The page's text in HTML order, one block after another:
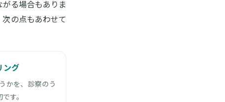
る場合もありま
の点もあわせて
ング
かを、診察のう
す。